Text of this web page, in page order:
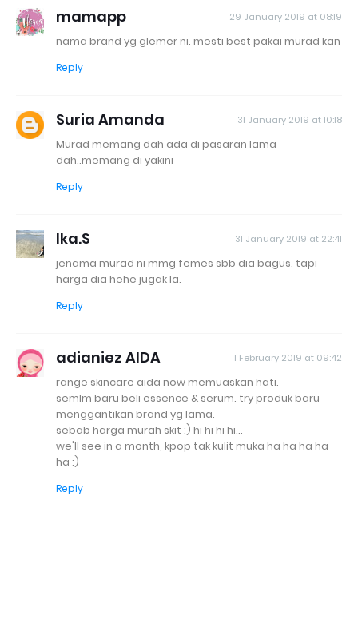
mamapp 29 January 2019 at 08:19
nama brand yg glemer ni. mesti best pakai murad kan
Reply
Suria Amanda 31 January 2019 at 10:18
Murad memang dah ada di pasaran lama
dah..memang di yakini
Reply
Ika.S 31 January 2019 at 22:41
jenama murad ni mmg femes sbb dia bagus. tapi
harga dia hehe jugak la.
Reply
adianiez AIDA 1 February 2019 at 09:42
range skincare aida now memuaskan hati.
semlm baru beli essence & serum. try produk baru
menggantikan brand yg lama.
sebab harga murah skit :) hi hi hi hi...
we'll see in a month, kpop tak kulit muka ha ha ha ha
ha :)
Reply